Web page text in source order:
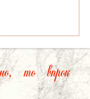
то впрок